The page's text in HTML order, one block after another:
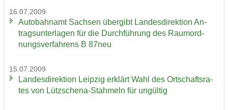
16.07.2009
Au­to­bahn­amt Sach­sen über­gibt Lan­des­di­rek­ti­on An­
trags­un­ter­la­gen für die Durch­füh­rung des Raum­ord­
nungs­ver­fah­rens B 87neu
15.07.2009
Lan­des­di­rek­ti­on Leip­zig er­klärt Wahl des Ort­schafts­ra­
tes von Lützschena-​Stahmeln für un­gül­tig